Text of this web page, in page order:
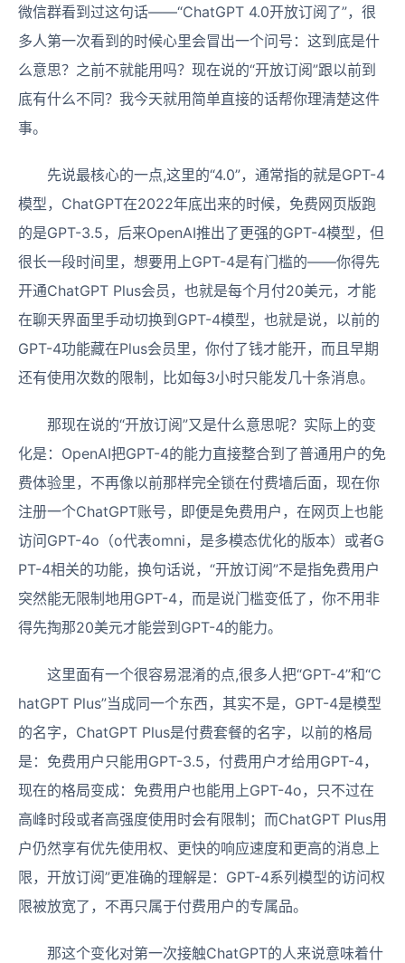
微信群看到过这句话——“ChatGPT 4.0开放订阅了”，很
多人第一次看到的时候心里会冒出一个问号：这到底是什
么意思？之前不就能用吗？现在说的“开放订阅”跟以前到
底有什么不同？我今天就用简单直接的话帮你理清楚这件
事。
先说最核心的一点,这里的“4.0”，通常指的就是GPT-4
模型，ChatGPT在2022年底出来的时候，免费网页版跑
的是GPT-3.5，后来OpenAI推出了更强的GPT-4模型，但
很长一段时间里，想要用上GPT-4是有门槛的——你得先
开通ChatGPT Plus会员，也就是每个月付20美元，才能
在聊天界面里手动切换到GPT-4模型，也就是说，以前的
GPT-4功能藏在Plus会员里，你付了钱才能开，而且早期
还有使用次数的限制，比如每3小时只能发几十条消息。
那现在说的“开放订阅”又是什么意思呢？实际上的变
化是：OpenAI把GPT-4的能力直接整合到了普通用户的免
费体验里，不再像以前那样完全锁在付费墙后面，现在你
注册一个ChatGPT账号，即便是免费用户，在网页上也能
访问GPT-4o（o代表omni，是多模态优化的版本）或者G
PT-4相关的功能，换句话说，“开放订阅”不是指免费用户
突然能无限制地用GPT-4，而是说门槛变低了，你不用非
得先掏那20美元才能尝到GPT-4的能力。
这里面有一个很容易混淆的点,很多人把“GPT-4”和“C
hatGPT Plus”当成同一个东西，其实不是，GPT-4是模型
的名字，ChatGPT Plus是付费套餐的名字，以前的格局
是：免费用户只能用GPT-3.5，付费用户才给用GPT-4，
现在的格局变成：免费用户也能用上GPT-4o，只不过在
高峰时段或者高强度使用时会有限制；而ChatGPT Plus用
户仍然享有优先使用权、更快的响应速度和更高的消息上
限，开放订阅”更准确的理解是：GPT-4系列模型的访问权
限被放宽了，不再只属于付费用户的专属品。
那这个变化对第一次接触ChatGPT的人来说意味着什